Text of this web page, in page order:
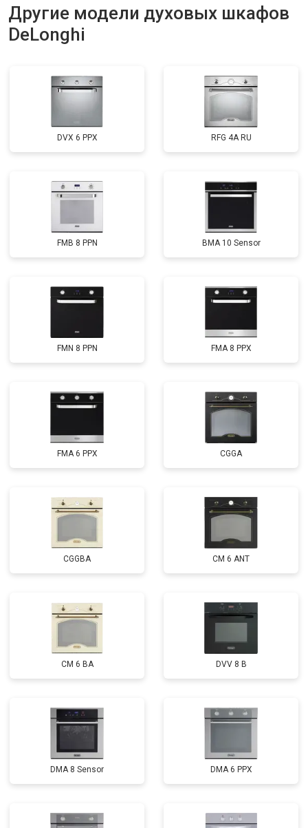
Другие модели духовых шкафов
DeLonghi
DVX 6 PPX RFG 4A RU
FMB 8 PPN BMA 10 Sensor
FMN 8 PPN FMA 8 PPX
FMA 6 PPX CGGA
CGGBA CM 6 ANT
CM 6 BA DVV 8 B
DMA 8 Sensor DMA 6 PPX